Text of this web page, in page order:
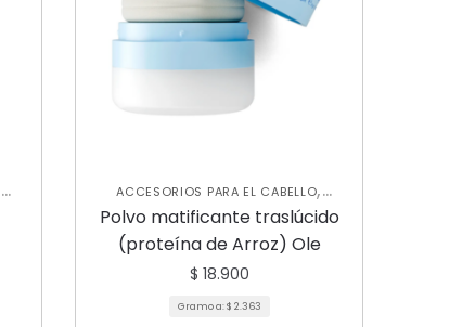
ACCESORIOS PARA EL CABELLO,
CUIDADO CAPILAR ,NUEVA
Polvo matificante traslúcido
(proteína de Arroz) Ole
$ 18.900
Gramo a:$ 2.363